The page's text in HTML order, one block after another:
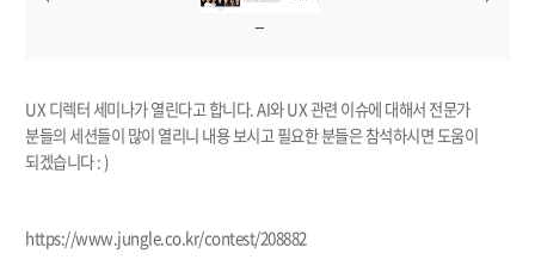
UX 디렉터 세미나가 열린다고 합니다. AI와 UX 관련 이슈에 대해서 전문가
분들의 세션들이 많이 열리니 내용 보시고 필요한 분들은 참석하시면 도움이
되겠습니다 : )
https://www.jungle.co.kr/contest/208882